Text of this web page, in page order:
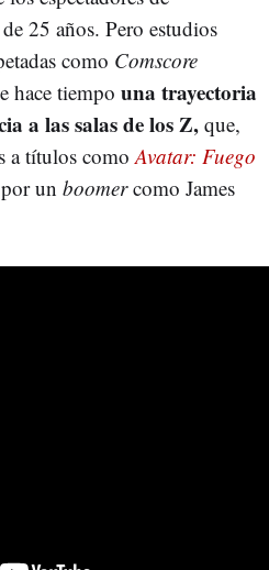
25 años. Pero estudios
como Comscore
hace tiempo una trayectoria
a las salas de los Z, que,
a títulos como Avatar: Fuego
un boomercomo James